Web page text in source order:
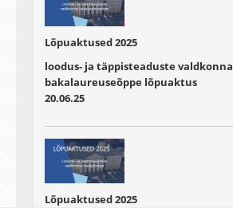
Lõpuaktused 2025
loodus- ja täppisteaduste valdkonna
bakalaureuseõppe lõpuaktus
20.06.25
Lõpuaktused 2025